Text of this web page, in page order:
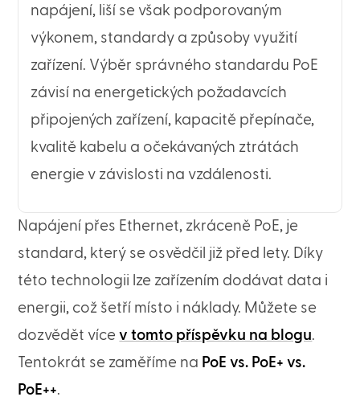
napájení, liší se však podporovaným
výkonem, standardy a způsoby využití
zařízení. Výběr správného standardu PoE
závisí na energetických požadavcích
připojených zařízení, kapacitě přepínače,
kvalitě kabelu a očekávaných ztrátách
energie v závislosti na vzdálenosti.
Napájení přes Ethernet, zkráceně PoE, je
standard, který se osvědčil již před lety. Díky
této technologii lze zařízením dodávat data i
energii, což šetří místo i náklady. Můžete se
dozvědět vícev tomto příspěvku na blogu.
Tentokrát se zaměříme na PoE vs. PoE+ vs.
PoE++.